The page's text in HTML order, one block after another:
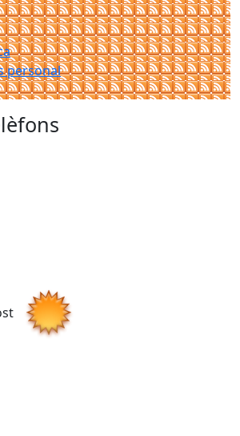
personal